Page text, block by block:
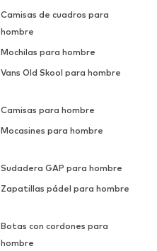
Camisas de cuadros para
hombre
Mochilas para hombre
Vans Old Skool para hombre
Camisas para hombre
Mocasines para hombre
Sudadera GAP para hombre
Zapatillas pádel para hombre
Botas con cordones para
hombre